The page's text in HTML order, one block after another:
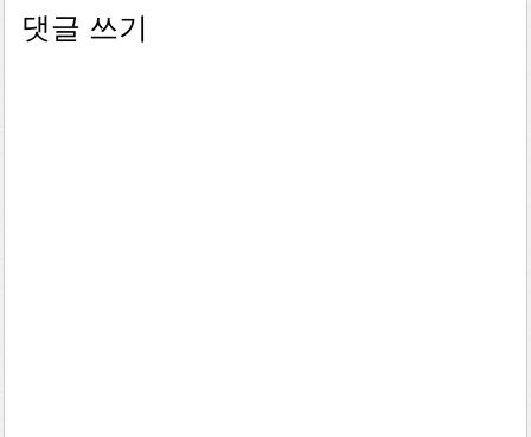
댓글 쓰기